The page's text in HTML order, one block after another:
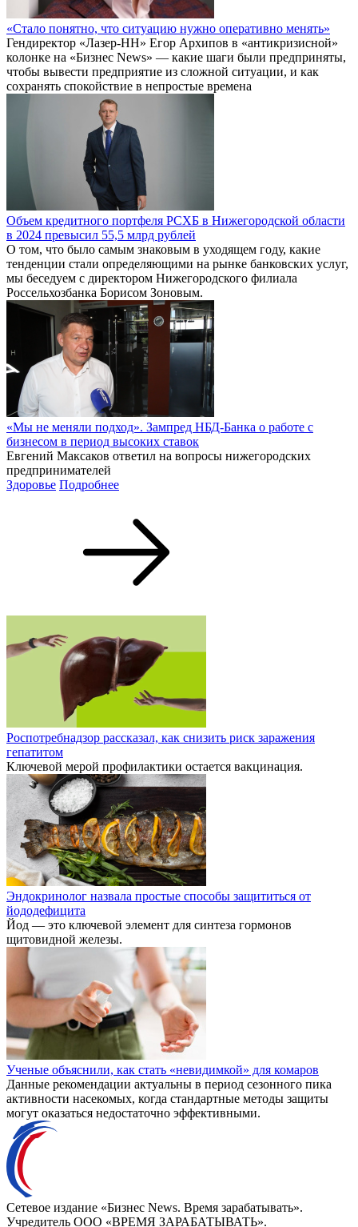
«Стало понятно, что ситуацию нужно оперативно менять»
Гендиректор «Лазер-НН» Егор Архипов в «антикризисной»
колонке на «Бизнес News» — какие шаги были предприняты,
чтобы вывести предприятие из сложной ситуации, и как
сохранять спокойствие в непростые времена
Объем кредитного портфеля РСХБ в Нижегородской области
в 2024 превысил 55,5 млрд рублей
О том, что было самым знаковым в уходящем году, какие
тенденции стали определяющими на рынке банковских услуг,
мы беседуем с директором Нижегородского филиала
Россельхозбанка Борисом Зоновым.
«Мы не меняли подход». Зампред НБД-Банка о работе с
бизнесом в период высоких ставок
Евгений Максаков ответил на вопросы нижегородских
предпринимателей
Здоровье Подробнее
Роспотребнадзор рассказал, как снизить риск заражения
гепатитом
Ключевой мерой профилактики остается вакцинация.
Эндокринолог назвала простые способы защититься от
йододефицита
Йод — это ключевой элемент для синтеза гормонов
щитовидной железы.
Ученые объяснили, как стать «невидимкой» для комаров
Данные рекомендации актуальны в период сезонного пика
активности насекомых, когда стандартные методы защиты
могут оказаться недостаточно эффективными.
Сетевое издание «Бизнес News. Время зарабатывать».
Учредитель ООО «ВРЕМЯ ЗАРАБАТЫВАТЬ».